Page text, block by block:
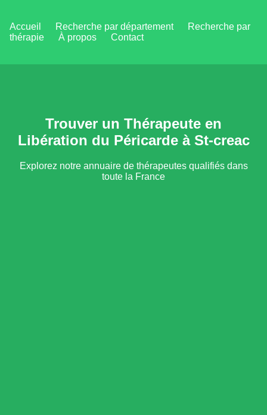
Accueil Recherche par département
Recherche par
thérapie
À propos Contact
Trouver un Thérapeute en
Libération du Péricarde à St-creac
Explorez notre annuaire de thérapeutes qualifiés dans
toute la France